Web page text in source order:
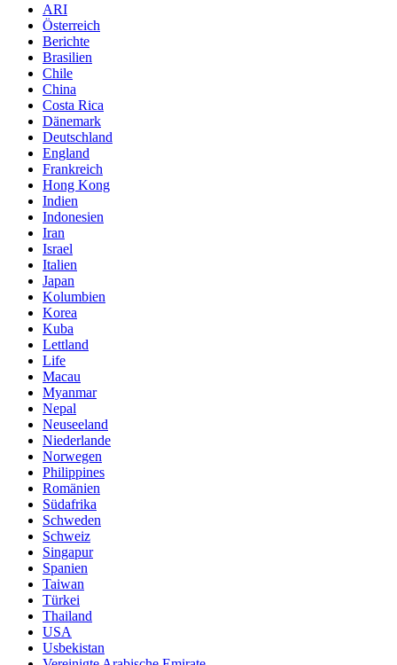
ARI
Österreich
Berichte
Brasilien
Chile
China
Costa Rica
Dänemark
Deutschland
England
Frankreich
Hong Kong
Indien
Indonesien
Iran
Israel
Italien
Japan
Kolumbien
Korea
Kuba
Lettland
Life
Macau
Myanmar
Nepal
Neuseeland
Niederlande
Norwegen
Philippines
Romänien
Südafrika
Schweden
Schweiz
Singapur
Spanien
Taiwan
Türkei
Thailand
USA
Usbekistan